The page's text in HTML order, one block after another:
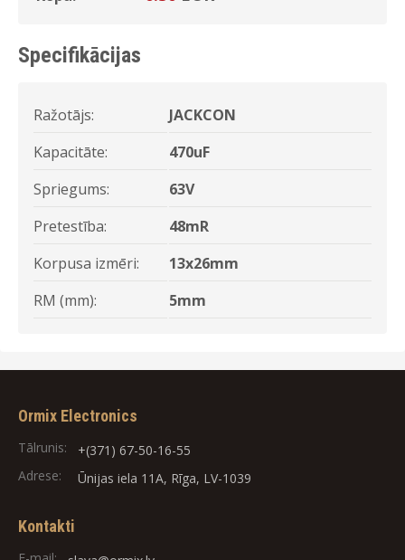
Specifikācijas
Ražotājs:
JACKCON
Kapacitāte:
470uF
Spriegums:
63V
Pretestība:
48mR
Korpusa izmēri:
13x26mm
RM (mm):
5mm
Ormix Electronics
Tālrunis:
+(371) 67-50-16-55
Adrese:
Ūnijas iela 11A, Rīga, LV-1039
Kontakti